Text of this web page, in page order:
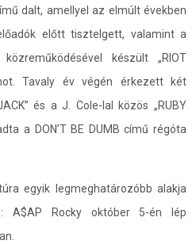
dalt, amellyel az elmúlt években
előtt tisztelgett, valamint a
készült „RIOT
Tavaly év végén érkezett két
és a J. Cole-lal közös „RUBY
a DON’T BE DUMB című régóta
egyik legmeghatározóbb alakja
A$AP Rocky október 5-én lép